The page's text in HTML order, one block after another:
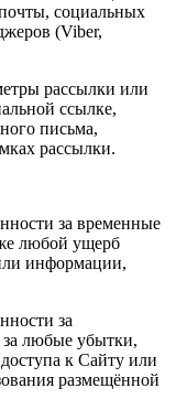
социальных
(Viber,
рассылки или
ссылке,
письма,
рассылки.
за временные
любой ущерб
информации,
за
за любые убытки,
к Сайту или
размещённой